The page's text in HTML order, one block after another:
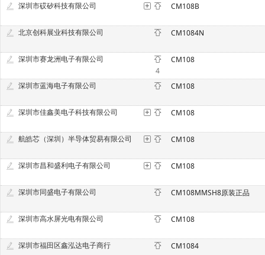
深圳市砹矽科技有限公司 CM108B
北京创科展业科技有限公司 CM1084N
深圳市赛龙洲电子有限公司
4
CM108
深圳市蓝海电子有限公司 CM108
深圳市佳鑫美电子科技有限公司 CM108
航皓芯（深圳）半导体贸易有限公司 CM108
深圳市昌和盛利电子有限公司 CM108
深圳市同盛电子有限公司 CM108MMSH8原装正品
深圳市高水屏光电有限公司 CM108
深圳市福田区鑫泓达电子商行 CM1084